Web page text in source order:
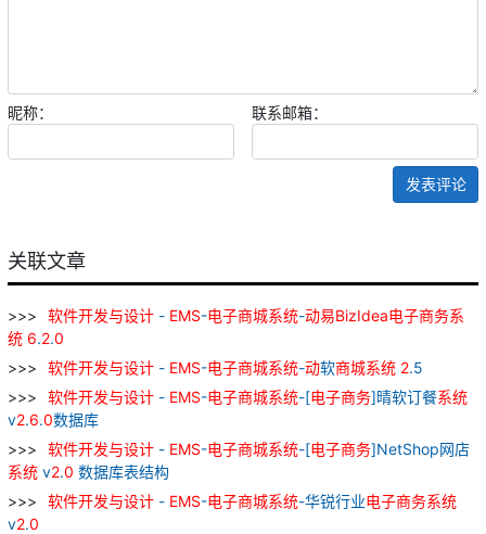
昵称： 联系邮箱：
发表评论
关联文章
软件开发与设计 - EMS-电子商城系统-动易BizIdea电子商务系
统 6.2.0
软件开发与设计 - EMS-电子商城系统-动软商城系统 2.5
软件开发与设计 - EMS-电子商城系统-[电子商务]晴软订餐系统
v2.6.0数据库
软件开发与设计 - EMS-电子商城系统-[电子商务]NetShop网店
系统 v2.0 数据库表结构
软件开发与设计 - EMS-电子商城系统-华锐行业电子商务系统
v2.0